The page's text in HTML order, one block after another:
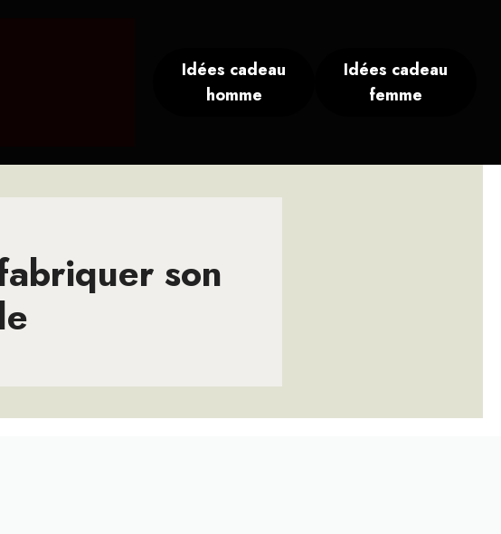
Idées cadeau
homme
Idées cadeau
femme
son